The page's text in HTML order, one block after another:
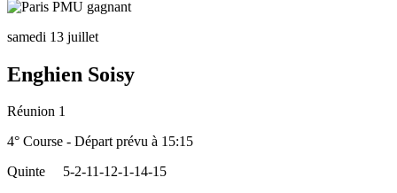
samedi 13 juillet
Enghien Soisy
Réunion 1
4° Course - Départ prévu à 15:15
Quinte
5-2-11-12-1-14-15